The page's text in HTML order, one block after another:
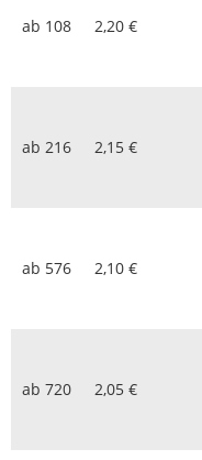
ab 108 2,20 €
ab 216 2,15 €
ab 576 2,10 €
ab 720 2,05 €